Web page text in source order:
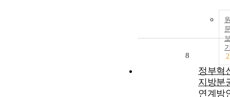
2
8
정부혁
지방분
연계방